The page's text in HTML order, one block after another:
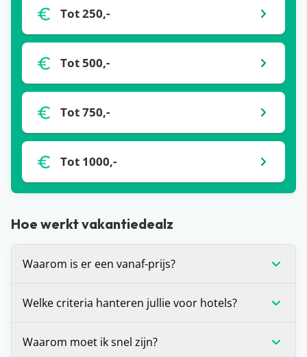
Tot 250,-
Tot 500,-
Tot 750,-
Tot 1000,-
Hoe werkt vakantiedealz
Waarom is er een vanaf-prijs?
op dat moment de laagste prijs voor de vakantie
bepaalde vertrekdatum of vertrekperiode. Heb je
Welke criteria hanteren jullie voor hotels?
willen verblijven? Is het antwoord ‘ja’? Dan
Waarom moet ik snel zijn?